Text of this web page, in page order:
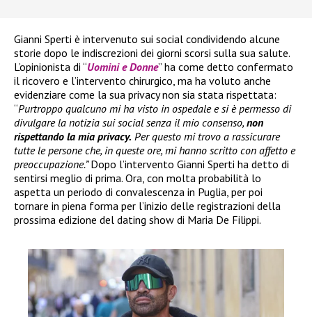
Gianni Sperti è intervenuto sui social condividendo alcune
storie dopo le indiscrezioni dei giorni scorsi sulla sua salute.
L’opinionista di “Uomini e Donne” ha come detto confermato
il ricovero e l’intervento chirurgico, ma ha voluto anche
evidenziare come la sua privacy non sia stata rispettata:
“Purtroppo qualcuno mi ha visto in ospedale e si è permesso di
divulgare la notizia sui social senza il mio consenso, non
rispettando la mia privacy. Per questo mi trovo a rassicurare
tutte le persone che, in queste ore, mi hanno scritto con affetto e
preoccupazione.”Dopo l’intervento Gianni Sperti ha detto di
sentirsi meglio di prima. Ora, con molta probabilità lo
aspetta un periodo di convalescenza in Puglia, per poi
tornare in piena forma per l’inizio delle registrazioni della
prossima edizione del dating show di Maria De Filippi.